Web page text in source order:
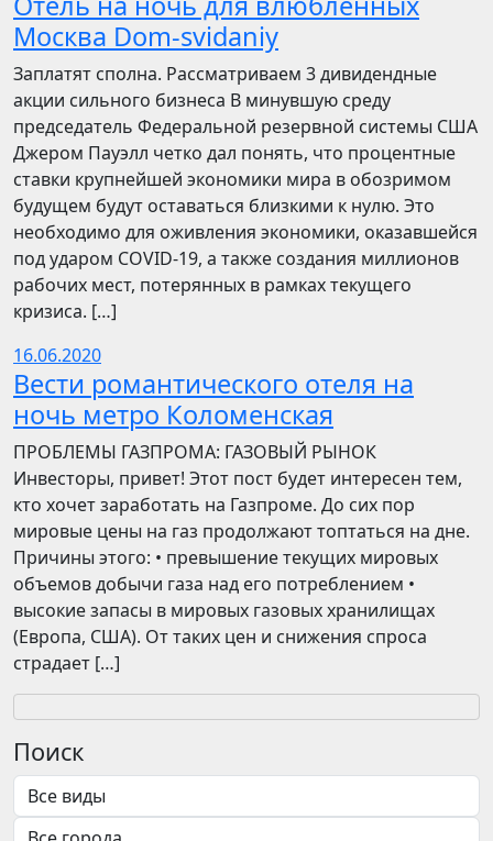
Москва Dom-svidaniy
Заплатят сполна. Рассматриваем 3 дивидендные
акции сильного бизнеса В минувшую среду
председатель Федеральной резервной системы США
Джером Пауэлл четко дал понять, что процентные
ставки крупнейшей экономики мира в обозримом
будущем будут оставаться близкими к нулю. Это
необходимо для оживления экономики, оказавшейся
под ударом COVID-19, а также создания миллионов
рабочих мест, потерянных в рамках текущего
кризиса. […]
16.06.2020
Вести романтического отеля на
ночь метро Коломенская
ПРОБЛЕМЫ ГАЗПРОМА: ГАЗОВЫЙ РЫНОК
Инвесторы, привет! Этот пост будет интересен тем,
кто хочет заработать на Газпроме. До сих пор
мировые цены на газ продолжают топтаться на дне.
Причины этого: • превышение текущих мировых
объемов добычи газа над его потреблением •
высокие запасы в мировых газовых хранилищах
(Европа, США). От таких цен и снижения спроса
страдает […]
Поиск